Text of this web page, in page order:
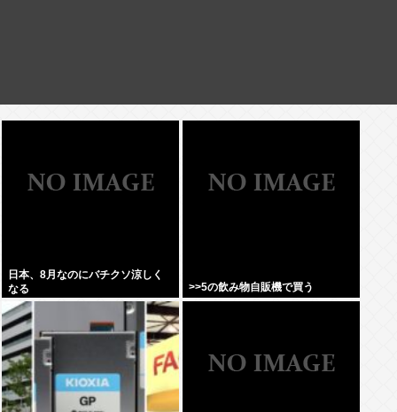
日本、8月なのにバチクソ涼しく
なる
>>5の飲み物自販機で買う